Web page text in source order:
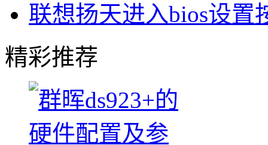
联想扬天进入bios设置
精彩推荐